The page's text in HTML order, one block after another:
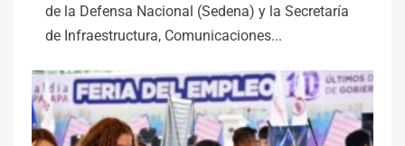
de la Defensa Nacional (Sedena) y la Secretaría
de Infraestructura, Comunicaciones...